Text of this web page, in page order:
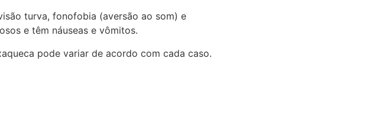
turva, fonofobia (aversão ao som) e
e têm náuseas e vômitos.
pode variar de acordo com cada caso.